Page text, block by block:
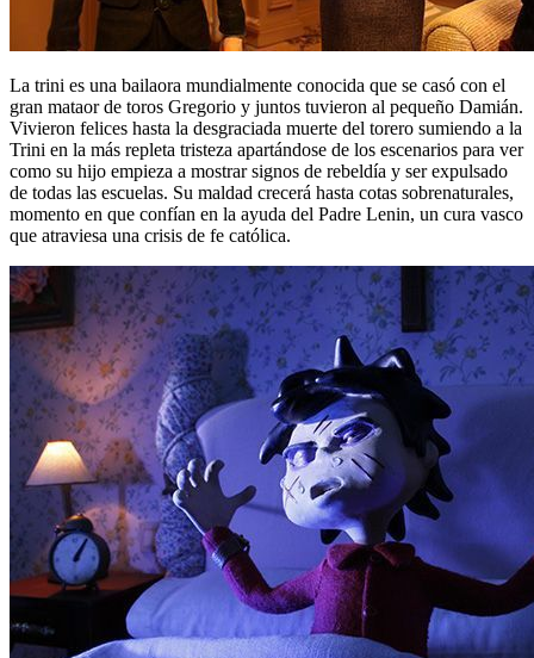
La trini es una bailaora mundialmente conocida que se casó con el
gran mataor de toros Gregorio y juntos tuvieron al pequeño Damián.
Vivieron felices hasta la desgraciada muerte del torero sumiendo a la
Trini en la más repleta tristeza apartándose de los escenarios para ver
como su hijo empieza a mostrar signos de rebeldía y ser expulsado
de todas las escuelas. Su maldad crecerá hasta cotas sobrenaturales,
momento en que confían en la ayuda del Padre Lenin, un cura vasco
que atraviesa una crisis de fe católica.